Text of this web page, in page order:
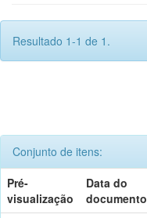
Resultado 1-1 de 1.
Conjunto de itens:
Pré-
visualização
Data do
documento